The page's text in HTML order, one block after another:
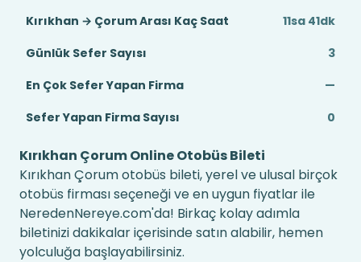
Kırıkhan → Çorum Arası Kaç Saat
11sa 41dk
Günlük Sefer Sayısı
3
En Çok Sefer Yapan Firma
—
Sefer Yapan Firma Sayısı
0
Kırıkhan Çorum Online Otobüs Bileti
Kırıkhan Çorum otobüs bileti, yerel ve ulusal birçok
otobüs firması seçeneği ve en uygun fiyatlar ile
NeredenNereye.com'da! Birkaç kolay adımla
biletinizi dakikalar içerisinde satın alabilir, hemen
yolculuğa başlayabilirsiniz.